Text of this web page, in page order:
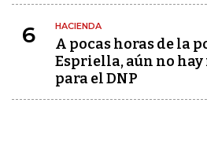
6 HACIENDA
A pocas horas de la
Espriella, aún no
para el DNP